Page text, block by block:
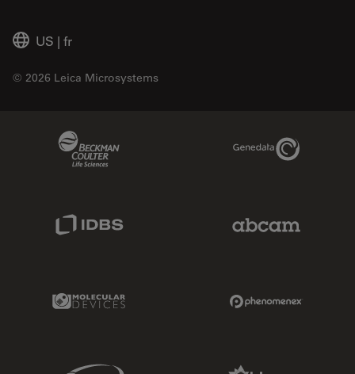
US | fr
© 2026 Leica Microsystems
Genedata Link
Molecular Devices Link
Sciex Link